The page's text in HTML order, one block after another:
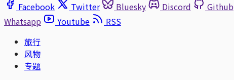
Facebook
Twitter Bluesky Discord Github
Whatsapp
Youtube
RSS
旅行
风物
专题